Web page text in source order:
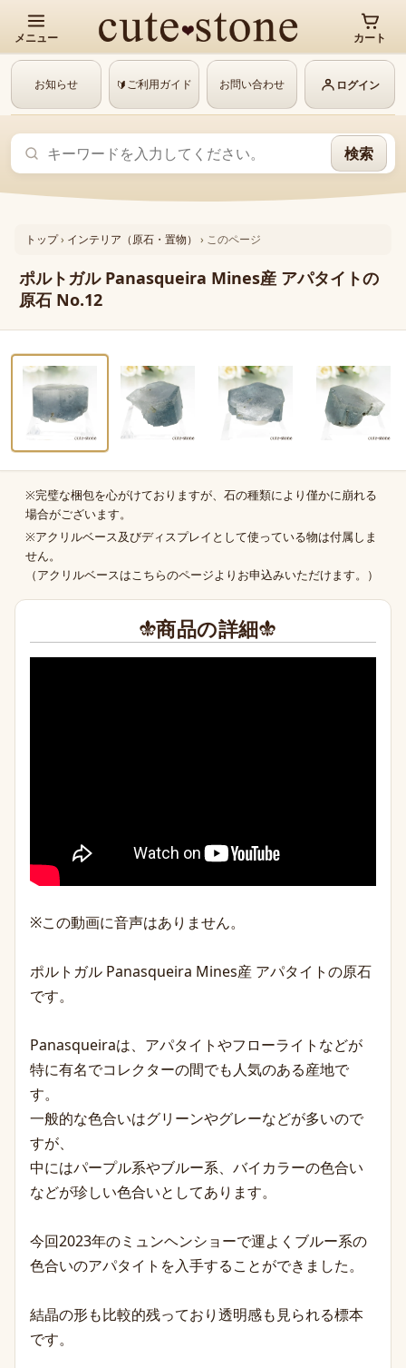
メニュー カート
お知らせ 🔰ご利用ガイド お問い合わせ ログイン
検索
トップ› インテリア（原石・置物） › このページ
ポルトガル Panasqueira Mines産 アパタイトの
原石 No.12
‹
1 / 6
動画あり
商品の補足
※完璧な梱包を心がけておりますが、石の種類により僅かに崩れる
場合がございます。
※アクリルベース及びディスプレイとして使っている物は付属しま
せん。
（アクリルベースはこちらのページより お申込みいただけます。）
商品の詳細
※この動画に音声はありません。
ポルトガル Panasqueira Mines産 アパタイトの原石
です。
Panasqueiraは、アパタイトやフローライトなどが
特に有名でコレクターの間でも人気のある産地で
す。
一般的な色合いはグリーンやグレーなどが多いので
すが、
中にはパープル系やブルー系、バイカラーの色合い
などが珍しい色合いとしてあります。
今回2023年のミュンヘンショーで運よくブルー系の
色合いのアパタイトを入手することができました。
結晶の形も比較的残っており透明感も見られる標本
です。